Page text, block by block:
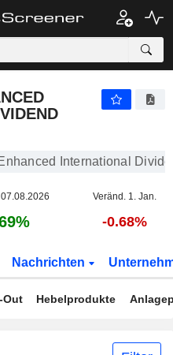
International
Veränd. 1. Jan.
-0.68%
Nachrichten
Out Hebelprodukte